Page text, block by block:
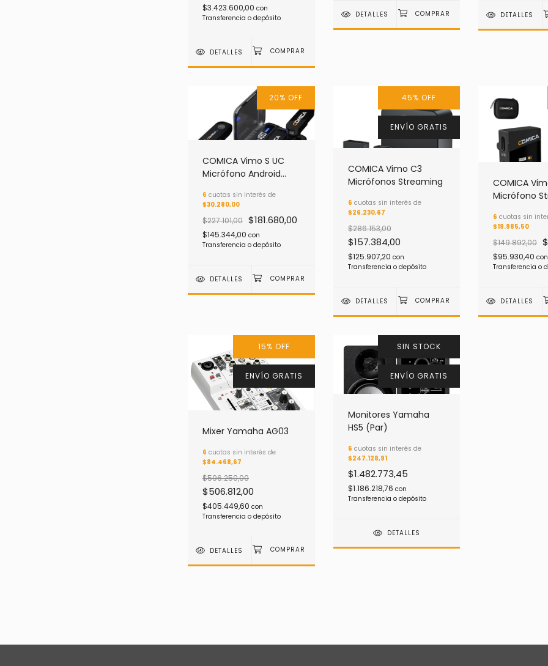
$3.423.600,00 con
Transferencia o depósito
DETALLES
DETALLES DETALLES
20% OFF
COMICA Vimo S UC
Micrófono Android
6 cuotas sin interés de
$30.280,00
$227.101,00 $181.680,00
$145.344,00 con
Transferencia o depósito
DETALLES
45% OFF
ENVÍO GRATIS
COMICA Vimo C3
Micrófonos Streaming
6 cuotas sin interés de
$26.230,67
$286.153,00
$157.384,00
$125.907,20 con
Transferencia o depósito
DETALLES
COMICA
Micrófono
6 cuotas sin
$19.985,50
$149.892,00
$95.930,40 con
Transferencia o
DETALLES
15% OFF
ENVÍO GRATIS
Mixer Yamaha AG03
6 cuotas sin interés de
$84.468,67
$596.250,00
$506.812,00
$405.449,60 con
Transferencia o depósito
DETALLES
SIN STOCK
ENVÍO GRATIS
Monitores Yamaha
HS5 (Par)
6 cuotas sin interés de
$247.128,91
$1.482.773,45
$1.186.218,76 con
Transferencia o depósito
DETALLES